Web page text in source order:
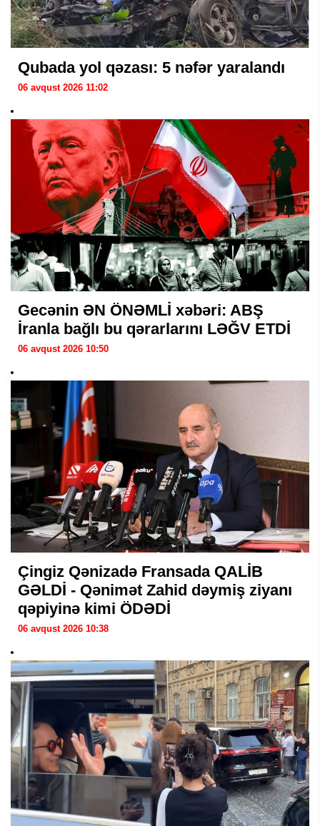
Qubada yol qəzası: 5 nəfər yaralandı
06 avqust 2026 11:02
Gecənin ƏN ÖNƏMLİ xəbəri: ABŞ
İranla bağlı bu qərarlarını LƏĞV ETDİ
06 avqust 2026 10:50
Çingiz Qənizadə Fransada QALİB
GƏLDİ - Qənimət Zahid dəymiş ziyanı
qəpiyinə kimi ÖDƏDİ
06 avqust 2026 10:38